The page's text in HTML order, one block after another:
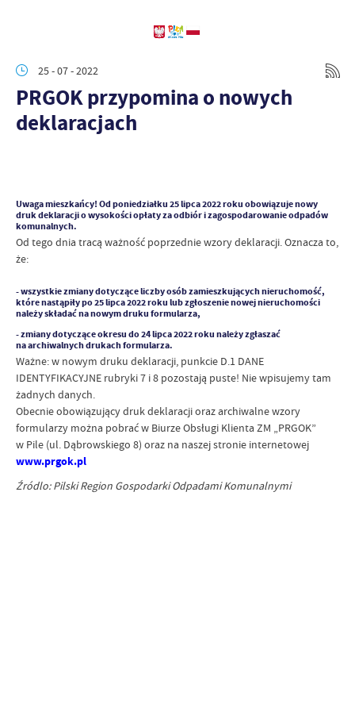
25 - 07 - 2022
PRGOK przypomina o nowych
deklaracjach
Uwaga mieszkańcy! Od poniedziałku 25 lipca 2022 roku obowiązuje nowy
druk deklaracji o wysokości opłaty za odbiór i zagospodarowanie odpadów
komunalnych.
Od tego dnia tracą ważność poprzednie wzory deklaracji. Oznacza to,
że:
- wszystkie zmiany dotyczące liczby osób zamieszkujących nieruchomość,
które nastąpiły po 25 lipca 2022 roku lub zgłoszenie nowej nieruchomości
należy składać na nowym druku formularza,
- zmiany dotyczące okresu do 24 lipca 2022 roku należy zgłaszać
na archiwalnych drukach formularza.
Ważne: w nowym druku deklaracji, punkcie D.1 DANE
IDENTYFIKACYJNE rubryki 7 i 8 pozostają puste! Nie wpisujemy tam
żadnych danych.
Obecnie obowiązujący druk deklaracji oraz archiwalne wzory
formularzy można pobrać w Biurze Obsługi Klienta ZM „PRGOK”
w Pile (ul. Dąbrowskiego 8) oraz na naszej stronie internetowej
www.prgok.pl
Źródlo: Pilski Region Gospodarki Odpadami Komunalnymi